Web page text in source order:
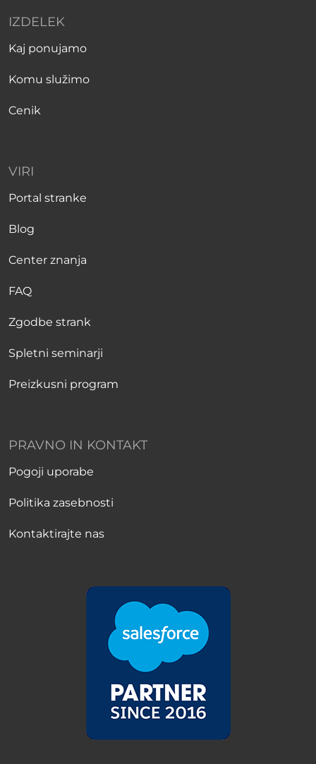
IZDELEK
Kaj ponujamo
Komu služimo
Cenik
VIRI
Portal stranke
Blog
Center znanja
FAQ
Zgodbe strank
Spletni seminarji
Preizkusni program
PRAVNO IN KONTAKT
Pogoji uporabe
Politika zasebnosti
Kontaktirajte nas